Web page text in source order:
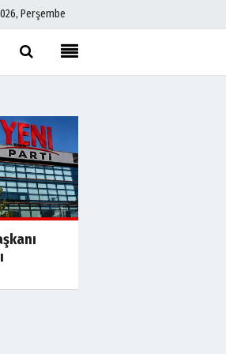
Perşembe
Politikası
İlkeleri
Son Dakika